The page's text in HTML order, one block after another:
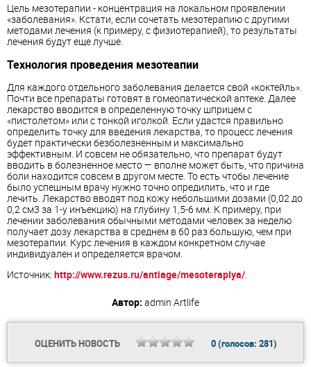
Цель мезотерапии - концентрация на локальном проявлении
«заболевания». Кстати, если сочетать мезотерапию с другими
методами лечения (к примеру, с физиотерапией), то результаты
лечения будут еще лучше.
Технология проведения мезотеапии
Для каждого отдельного заболевания делается свой «коктейль».
Почти все препараты готовят в гомеопатической аптеке. Далее
лекарство вводится в определенную точку шприцем с
«пистолетом» или с тонкой иголкой. Если удастся правильно
определить точку для введения лекарства, то процесс лечения
будет практически безболезненным и максимально
эффективным. И совсем не обязательно, что препарат будут
вводить в болезненное место — вполне может быть, что причина
боли находится совсем в другом месте. То есть чтобы лечение
было успешным врачу нужно точно опредилить, что и где
лечить. Лекарство вводят под кожу небольшими дозами (0,02 до
0,2 см3 за 1-у инъекцию) на глубину 1,5-6 мм. К примеру, при
лечении заболевания обычными методами человек за неделю
получает дозу лекарства в среднем в 60 раз большую, чем при
мезотерапии. Курс лечения в каждом конкретном случае
индивидуален и определяется врачом.
Источник: http://www.rezus.ru/antiage/mesoterapiya/.
Автор: admin Artlife
ОЦЕНИТЬ НОВОСТЬ 0(голосов: 281)